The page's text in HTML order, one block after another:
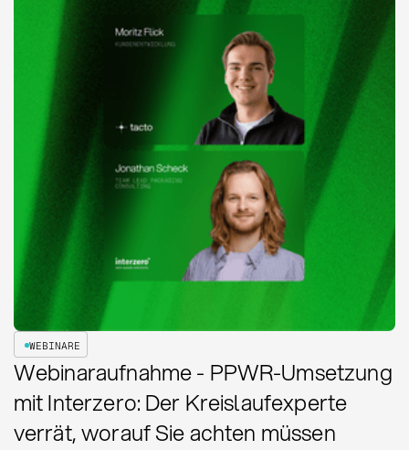
WEBINARE
Webinaraufnahme - PPWR-Umsetzung
mit Interzero: Der Kreislaufexperte
verrät, worauf Sie achten müssen